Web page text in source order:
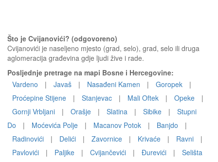
Što je Cvijanovići? (odgovoreno)
Cvijanovići je naseljeno mjesto (grad, selo), grad, selo ili druga
aglomeracija građevina gdje ljudi žive i rade.
Posljednje pretrage na mapi Bosne i Hercegovine:
Vardeno
| Javaš | Nasađeni Kamen | Goropek
|
Proćepine Stijene
| Stanjevac | Mali Oftek | Opeke
|
Gornji Vrbljani
| Orašje | Slatina | Sibike |
Stupni
Do
| Moćevića Polje | Macanov Potok | Banjdo
|
Radinovići
| Delići | Zavornice | Krivaće | Ravni
|
Pavlovići
| Paljike | Cvijančevići | Đurevići |
Selišta